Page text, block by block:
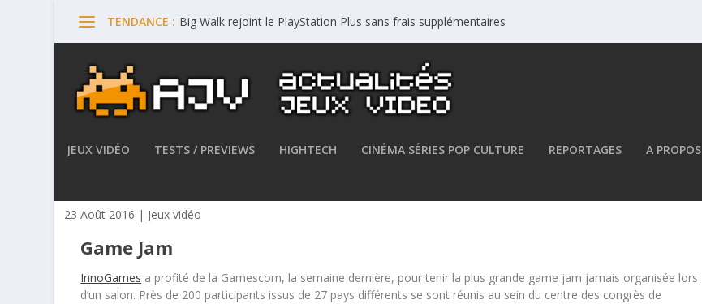
TENDANCE : Big Walk rejoint le PlayStation Plus sans frais supplémentaires
JEUX VIDÉO TESTS / PREVIEWS HIGHTECH CINÉMA SÉRIES POP CULTURE REPORTAGES A PROPOS
23 Août 2016 | Jeux vidéo
Game Jam
InnoGames a profité de la Gamescom, la semaine dernière, pour tenir la plus grande game jam jamais organisée lors
d’un salon. Près de 200 participants issus de 27 pays différents se sont réunis au sein du centre des congrès de